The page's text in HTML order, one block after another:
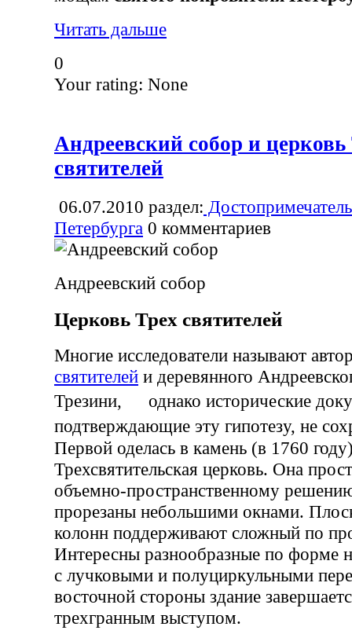
Читать дальше
0
Your rating: None
Андреевский собор и церковь
святителей
06.07.2010 раздел:
Петербурга 0 комментариев
Андреевский собор
Церковь Трех святителей
Многие исследователи называют
святителей и деревянного
Трезини, однако исторические
подтверждающие эту гипотезу, не
Первой оделась в камень (в 1760
Трехсвятительская церковь. Она
объемно-пространственному
прорезаны небольшими окнами.
колонн поддерживают сложный по
Интересны разнообразные по форме
с лучковыми и полуциркульными
восточной стороны здание
трехгранным выступом.